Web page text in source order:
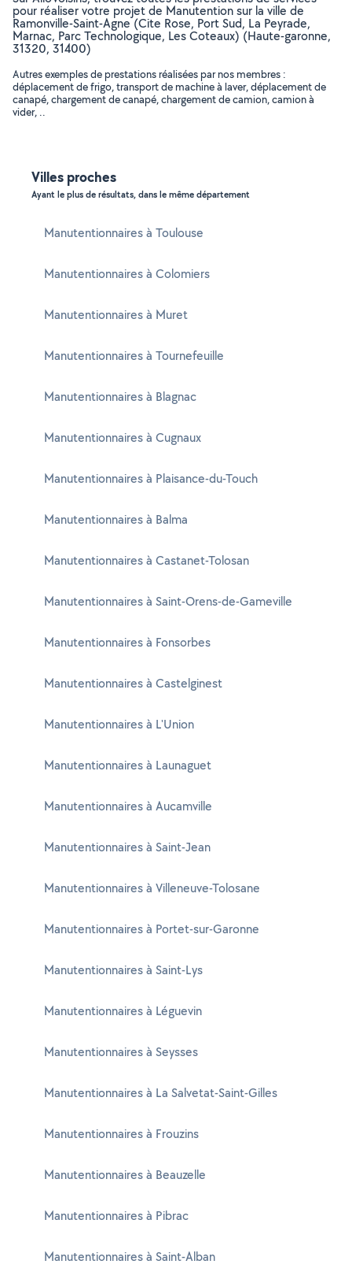
pour réaliser votre projet de Manutention sur la ville de
Ramonville-Saint-Agne (Cite Rose, Port Sud, La Peyrade,
Marnac, Parc Technologique, Les Coteaux) (Haute-garonne,
31320, 31400)
Autres exemples de prestations réalisées par nos membres :
déplacement de frigo, transport de machine à laver, déplacement de
canapé, chargement de canapé, chargement de camion, camion à
vider, ..
Villes proches
Ayant le plus de résultats, dans le même département
Manutentionnaires à Toulouse
Manutentionnaires à Colomiers
Manutentionnaires à Muret
Manutentionnaires à Tournefeuille
Manutentionnaires à Blagnac
Manutentionnaires à Cugnaux
Manutentionnaires à Plaisance-du-Touch
Manutentionnaires à Balma
Manutentionnaires à Castanet-Tolosan
Manutentionnaires à Saint-Orens-de-Gameville
Manutentionnaires à Fonsorbes
Manutentionnaires à Castelginest
Manutentionnaires à L'Union
Manutentionnaires à Launaguet
Manutentionnaires à Aucamville
Manutentionnaires à Saint-Jean
Manutentionnaires à Villeneuve-Tolosane
Manutentionnaires à Portet-sur-Garonne
Manutentionnaires à Saint-Lys
Manutentionnaires à Léguevin
Manutentionnaires à Seysses
Manutentionnaires à La Salvetat-Saint-Gilles
Manutentionnaires à Frouzins
Manutentionnaires à Beauzelle
Manutentionnaires à Pibrac
Manutentionnaires à Saint-Alban